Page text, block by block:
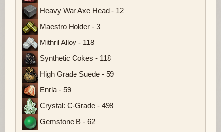
Heavy War Axe Head - 12
Maestro Holder - 3
Mithril Alloy - 118
Synthetic Cokes - 118
High Grade Suede - 59
Enria - 59
Crystal: C-Grade - 498
Gemstone B - 62